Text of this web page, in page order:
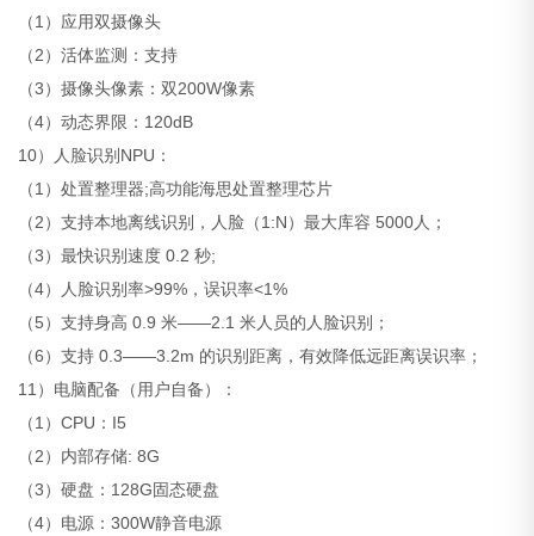
（1）应用双摄像头
（2）活体监测：支持
（3）摄像头像素：双200W像素
（4）动态界限：120dB
10）人脸识别NPU：
（1）处置整理器;高功能海思处置整理芯片
（2）支持本地离线识别，人脸（1:N）最大库容 5000人；
（3）最快识别速度 0.2 秒;
（4）人脸识别率>99%，误识率<1%
（5）支持身高 0.9 米——2.1 米人员的人脸识别；
（6）支持 0.3——3.2m 的识别距离，有效降低远距离误识率；
11）电脑配备（用户自备）：
（1）CPU：I5
（2）内部存储: 8G
（3）硬盘：128G固态硬盘
（4）电源：300W静音电源